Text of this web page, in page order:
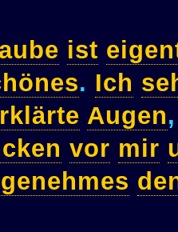
ist
. Ich
Augen
vor mir